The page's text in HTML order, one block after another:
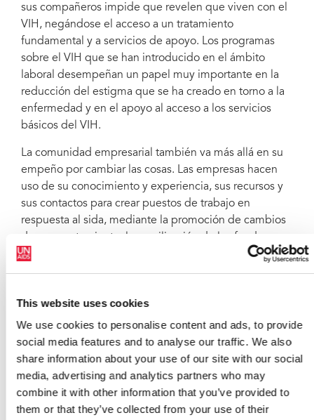
This website uses cookies
We use cookies to personalise content and ads, to provide
social media features and to analyse our traffic. We also
share information about your use of our site with our social
media, advertising and analytics partners who may
combine it with other information that you’ve provided to
them or that they’ve collected from your use of their
sus compañeros impide que revelen que viven con el
VIH, negándose el acceso a un tratamiento
fundamental y a servicios de apoyo. Los programas
sobre el VIH que se han introducido en el ámbito
laboral desempeñan un papel muy importante en la
reducción del estigma que se ha creado en torno a la
enfermedad y en el apoyo al acceso a los servicios
básicos del VIH.
La comunidad empresarial también va más allá en su
empeño por cambiar las cosas. Las empresas hacen
uso de su conocimiento y experiencia, sus recursos y
sus contactos para crear puestos de trabajo en
respuesta al sida, mediante la promoción de cambios
de comportamiento, la movilización de los fondos
tanto públicos como privados y el desarrollo de unos
hábitos mejores.
El papel de la comunidad empresarial está
epidemia y ONUSIDA continuará trabajando con
empresas de todos los tamaños y sectores para
fortalecer más la respuesta al sida.
Actualmente, ONUSIDA trabaja en asociación con
empresas de viajes y turismo, telecomunicaciones,